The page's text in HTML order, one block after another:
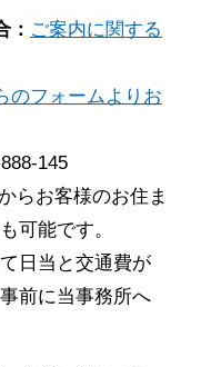
： ご案内に関する
のフォームよりお
145
らお客様のお住ま
可能です。
日当と交通費が
前に当事務所へ